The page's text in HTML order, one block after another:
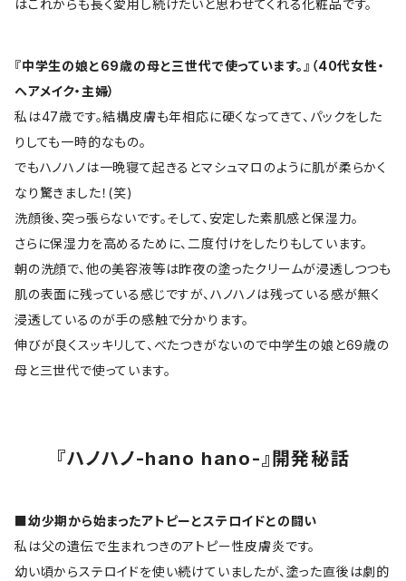
はこれからも長く愛用し続けたいと思わせてくれる化粧品です。
『中学生の娘と69歳の母と三世代で使っています。』（40代女性・
ヘアメイク・主婦）
私は47歳です。結構皮膚も年相応に硬くなってきて、パックをした
りしても一時的なもの。
でもハノハノは一晩寝て起きるとマシュマロのように肌が柔らかく
なり驚きました！(笑)
洗顔後、突っ張らないです。そして、安定した素肌感と保湿力。
さらに保湿力を高めるために、二度付けをしたりもしています。
朝の洗顔で、他の美容液等は昨夜の塗ったクリームが浸透しつつも
肌の表面に残っている感じですが、ハノハノは残っている感が無く
浸透しているのが手の感触で分かります。
伸びが良くスッキリして、べたつきがないので中学生の娘と69歳の
母と三世代で使っています。
『ハノハノ-hano hano-』開発秘話
■幼少期から始まったアトピーとステロイドとの闘い
私は父の遺伝で生まれつきのアトピー性皮膚炎です。
幼い頃からステロイドを使い続けていましたが、塗った直後は劇的